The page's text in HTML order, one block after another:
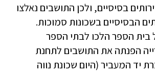
בסיסיים, ולכן התושבים נאלצו
הבסיסיים בשכונות סמוכות.
בית הספר הלכו לבתי הספר
הפנתה את התושבים לתחנת
יד המעביר (היום שכונת נווה